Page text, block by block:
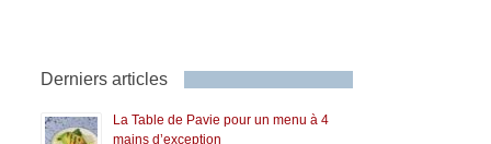
Derniers articles
La Table de Pavie pour un menu à 4
mains d’exception